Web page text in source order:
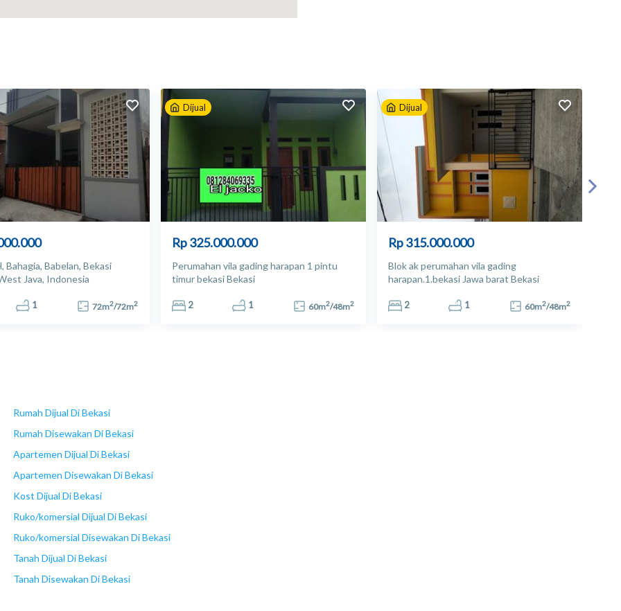
Bahagia, Babelan, Bekasi
Java, Indonesia
1 72m2/72m2
Dijual
Rp 325.000.000
Perumahan vila gading harapan 1 pintu
timur bekasi Bekasi
2 1 60m2/48m2
Dijual
Rp 315.000.000
Blok ak perumahan vila gading
harapan.1.bekasi Jawa barat Bekasi
2 1 60m2/48m2
Rumah Dijual Di Bekasi
Rumah Disewakan Di Bekasi
Apartemen Dijual Di Bekasi
Apartemen Disewakan Di Bekasi
Kost Dijual Di Bekasi
Ruko/komersial Dijual Di Bekasi
Ruko/komersial Disewakan Di Bekasi
Tanah Dijual Di Bekasi
Tanah Disewakan Di Bekasi